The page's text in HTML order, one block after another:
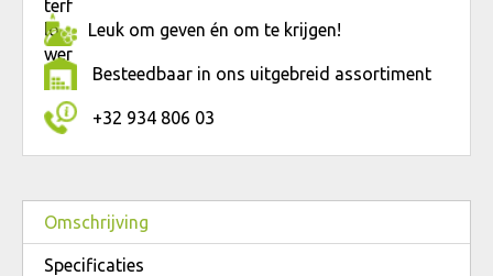
Leuk om geven én om te krijgen!
Besteedbaar in ons uitgebreid assortiment
+32 934 806 03
Omschrijving
Specificaties